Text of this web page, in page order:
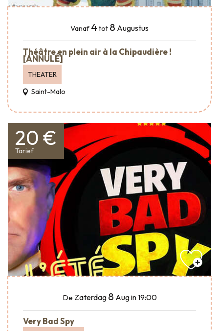
Vanaf4 tot 8 Augustus
Théâtre en plein air à la Chipaudière !
[ANNULÉ]
THEATER
Saint-Malo
20 €
Tarief
De Zaterdag 8 Augin 19:00
Very Bad Spy